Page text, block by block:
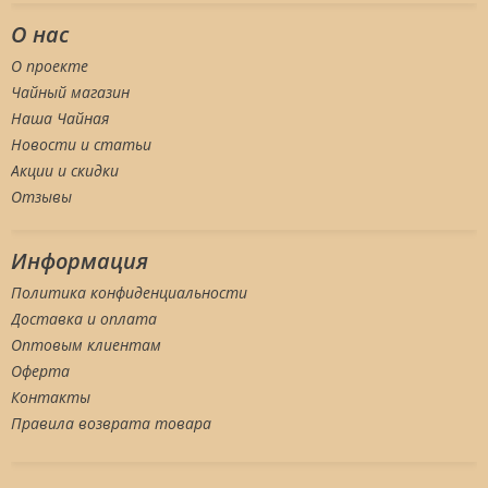
О нас
О проекте
Чайный магазин
Наша Чайная
Новости и статьи
Акции и скидки
Отзывы
Информация
Политика конфиденциальности
Доставка и оплата
Оптовым клиентам
Оферта
Контакты
Правила возврата товара